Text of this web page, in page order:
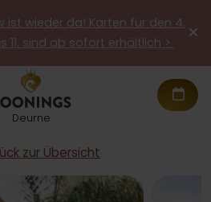
ist wieder da! Karten für den 4.
11. sind ab sofort erhältlich >
Deurne
zur Übersicht